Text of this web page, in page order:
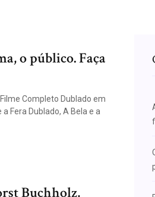
o público. Faça
Completo Dublado em
Fera Dublado, A Bela e a
Buchholz,